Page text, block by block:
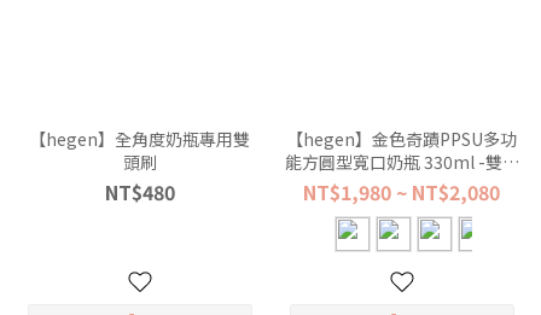
【hegen】全角度奶瓶專用雙
頭刷
NT$480
【hegen】金色奇蹟PPSU多功
能方圓型寬口奶瓶 330ml -雙瓶
NT$1,980 ~ NT$2,080